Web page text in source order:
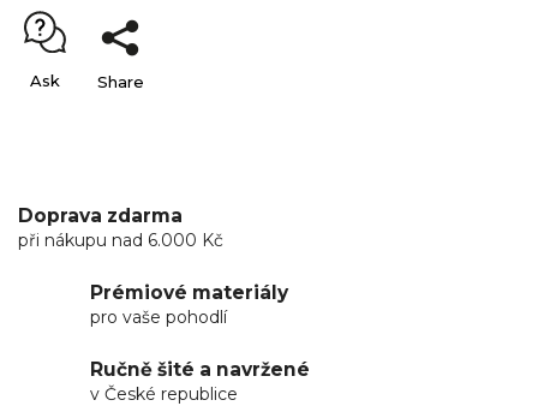
Ask Share
Doprava zdarma
při nákupu nad 6.000 Kč
Prémiové materiály
pro vaše pohodlí
Ručně šité a navržené
v České republice